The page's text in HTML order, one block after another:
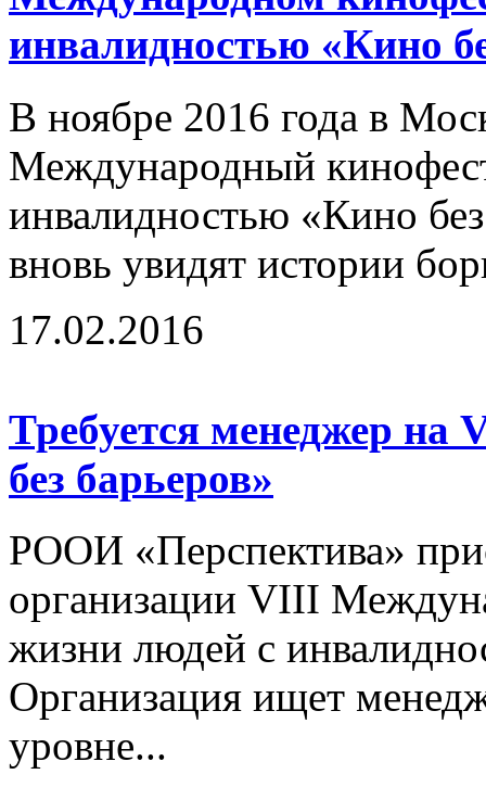
инвалидностью «Кино
В ноябре 2016 года в
Международный
инвалидностью «Кино
вновь увидят истории
17.02.2016
Требуется менеджер
без барьеров»
РООИ «Перспектива»
организации VIII
жизни людей с
Организация ищет
уровне...